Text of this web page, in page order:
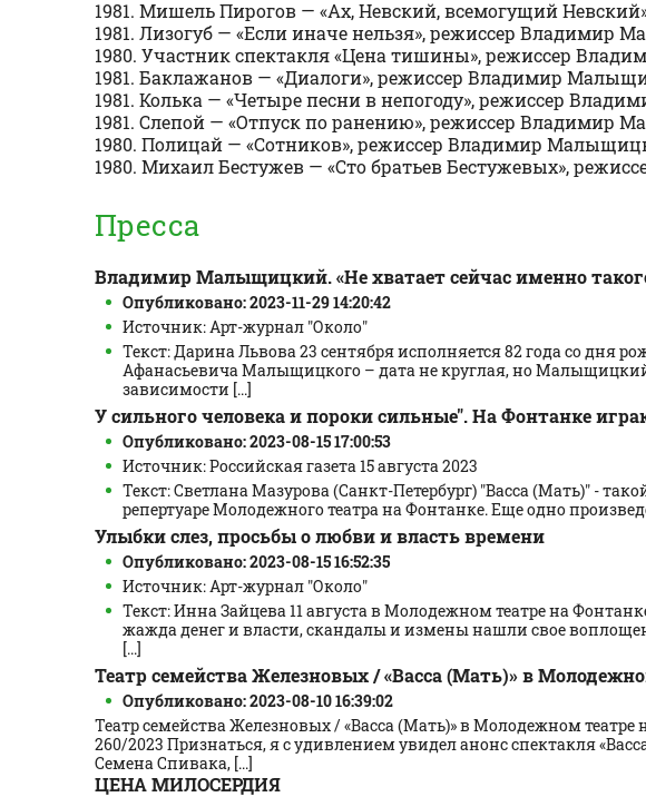
1981. Мишель Пирогов — «Ах, Невский, всемогущий
1981. Лизогуб — «Если иначе нельзя», режиссер Владимир
1980. Участник спектакля «Цена тишины», режиссер
1981. Баклажанов — «Диалоги», режиссер Владимир
1981. Колька — «Четыре песни в непогоду», режиссер
1981. Слепой — «Отпуск по ранению», режиссер Владимир
1980. Полицай — «Сотников», режиссер Владимир
1980. Михаил Бестужев — «Сто братьев Бестужевых»,
Пресса
Владимир Малыщицкий. «Не хватает сейчас именно
Опубликовано: 2023-11-29 14:20:42
Источник: Арт-журнал "Около"
Текст: Дарина Львова 23 сентября исполняется 82 года со дня
Афанасьевича Малыщицкого – дата не круглая, но
зависимости [...]
У сильного человека и пороки сильные". На Фонтанке
Опубликовано: 2023-08-15 17:00:53
Источник: Российская газета 15 августа 2023
Текст: Светлана Мазурова (Санкт-Петербург) "Васса (Мать)" -
репертуаре Молодежного театра на Фонтанке. Еще одно
Улыбки слез, просьбы о любви и власть времени
Опубликовано: 2023-08-15 16:52:35
Источник: Арт-журнал "Около"
Текст: Инна Зайцева 11 августа в Молодежном театре на
жажда денег и власти, скандалы и измены нашли свое
[...]
Театр семейства Железновых / «Васса (Мать)» в
Опубликовано: 2023-08-10 16:39:02
Театр семейства Железновых / «Васса (Мать)» в Молодежном
260/2023 Признаться, я с удивлением увидел анонс спектакля
Семена Спивака, [...]
ЦЕНА МИЛОСЕРДИЯ